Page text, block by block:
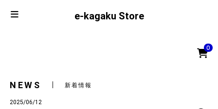
e-kagaku Store
0
NEWS 新着情報
2025/06/12